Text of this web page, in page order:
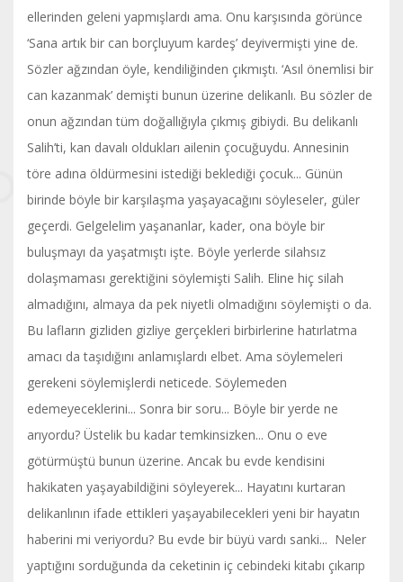
ellerinden geleni yapmışlardı ama. Onu karşısında görünce
‘Sana artık bir can borçluyum kardeş’ deyivermişti yine de.
Sözler ağzından öyle, kendiliğinden çıkmıştı. ‘Asıl önemlisi bir
can kazanmak’ demişti bunun üzerine delikanlı. Bu sözler de
onun ağzından tüm doğallığıyla çıkmış gibiydi. Bu delikanlı
Salih’ti, kan davalı oldukları ailenin çocuğuydu. Annesinin
töre adına öldürmesini istediği beklediği çocuk... Günün
birinde böyle bir karşılaşma yaşayacağını söyleseler, güler
geçerdi. Gelgelelim yaşananlar, kader, ona böyle bir
buluşmayı da yaşatmıştı işte. Böyle yerlerde silahsız
dolaşmaması gerektiğini söylemişti Salih. Eline hiç silah
almadığını, almaya da pek niyetli olmadığını söylemişti o da.
Bu lafların gizliden gizliye gerçekleri birbirlerine hatırlatma
amacı da taşıdığını anlamışlardı elbet. Ama söylemeleri
gerekeni söylemişlerdi neticede. Söylemeden
edemeyeceklerini... Sonra bir soru... Böyle bir yerde ne
arıyordu? Üstelik bu kadar temkinsizken... Onu o eve
götürmüştü bunun üzerine. Ancak bu evde kendisini
hakikaten yaşayabildiğini söyleyerek... Hayatını kurtaran
delikanlının ifade ettikleri yaşayabilecekleri yeni bir hayatın
haberini mi veriyordu? Bu evde bir büyü vardı sanki... Neler
yaptığını sorduğunda da ceketinin iç cebindeki kitabı çıkarıp